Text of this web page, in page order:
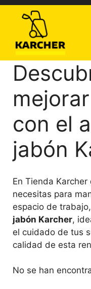
Saltar
contenido
con el
jabón
En Tienda
necesitas para
espacio de
jabón Karcher,
el cuidado de tus
calidad de esta
No se han